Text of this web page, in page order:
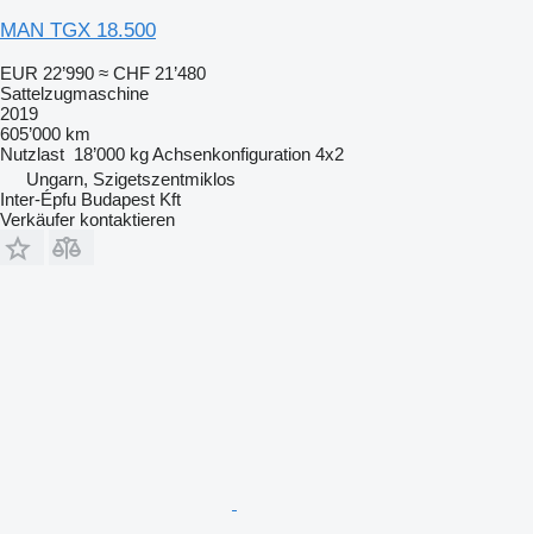
MAN TGX 18.500
EUR 22’990 ≈ CHF 21’480
Sattelzugmaschine
2019
605’000 km
Nutzlast 18’000 kgAchsenkonfiguration 4x2
Ungarn, Szigetszentmiklos
Inter-Épfu Budapest Kft
Verkäufer kontaktieren